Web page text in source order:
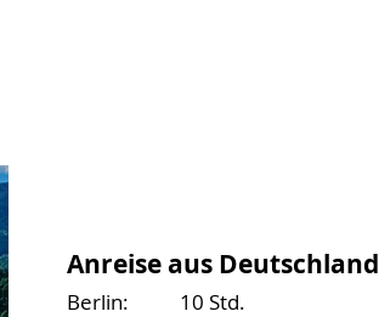
Anreise aus Deutschland
Berlin:
10 Std.